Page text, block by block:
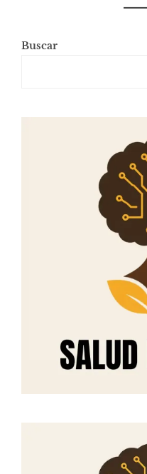
Buscar